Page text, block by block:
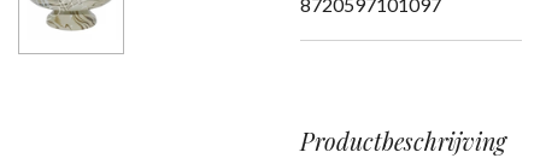
Productbeschrijving